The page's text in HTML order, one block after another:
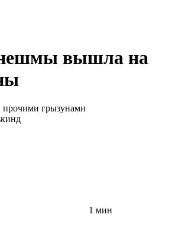
вышла на
грызунами
1 мин